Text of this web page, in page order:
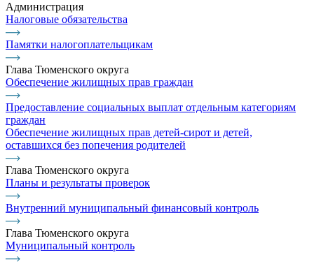
Администрация
Налоговые обязательства
Памятки налогоплательщикам
Глава Тюменского округа
Обеспечение жилищных прав граждан
Предоставление социальных выплат отдельным категориям
граждан
Обеспечение жилищных прав детей-сирот и детей,
оставшихся без попечения родителей
Глава Тюменского округа
Планы и результаты проверок
Внутренний муниципальный финансовый контроль
Глава Тюменского округа
Муниципальный контроль